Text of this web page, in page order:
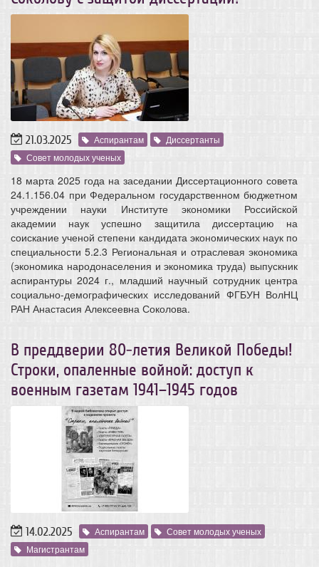
21.03.2025 Аспирантам
Диссертанты
Совет молодых ученых
18 марта 2025 года на заседании Диссертационного совета
24.1.156.04 при Федеральном государственном бюджетном
учреждении науки Институте экономики Российской
академии наук успешно защитила диссертацию на
соискание ученой степени кандидата экономических наук по
специальности 5.2.3 Региональная и отраслевая экономика
(экономика народонаселения и экономика труда) выпускник
аспирантуры 2024 г., младший научный сотрудник центра
социально-демографических исследований ФГБУН ВолНЦ
РАН Анастасия Алексеевна Соколова.
В преддверии 80-летия Великой Победы!
Строки, опаленные войной: доступ к
военным газетам 1941–1945 годов
14.02.2025 Аспирантам
Совет молодых ученых
Магистрантам